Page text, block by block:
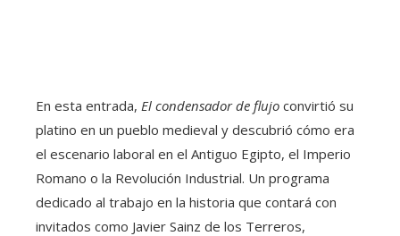
En esta entrada, El condensador de flujo convirtió su
platino en un pueblo medieval y descubrió cómo era
el escenario laboral en el Antiguo Egipto, el Imperio
Romano o la Revolución Industrial. Un programa
dedicado al trabajo en la historia que contará con
invitados como Javier Sainz de los Terreros,